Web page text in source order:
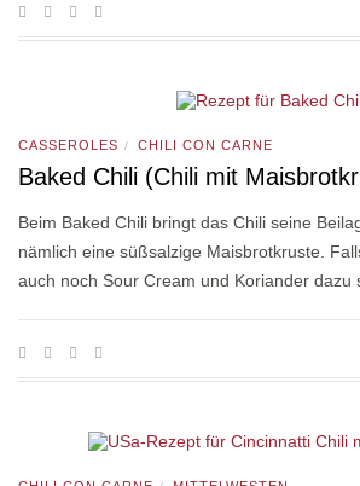
CASSEROLES / CHILI CON CARNE
Baked Chili (Chili mit
Beim Baked Chili bringt das Chili seine
nämlich eine süßsalzige Maisbrotkruste.
auch noch Sour Cream und Koriander dazu